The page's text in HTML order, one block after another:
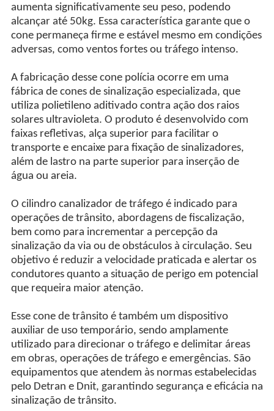
aumenta significativamente seu peso, podendo
alcançar até 50kg. Essa característica garante que o
cone permaneça firme e estável mesmo em condições
adversas, como ventos fortes ou tráfego intenso.
A fabricação desse cone polícia ocorre em uma
fábrica de cones de sinalização especializada, que
utiliza polietileno aditivado contra ação dos raios
solares ultravioleta. O produto é desenvolvido com
faixas refletivas, alça superior para facilitar o
transporte e encaixe para fixação de sinalizadores,
além de lastro na parte superior para inserção de
água ou areia.
O cilindro canalizador de tráfego é indicado para
operações de trânsito, abordagens de fiscalização,
bem como para incrementar a percepção da
sinalização da via ou de obstáculos à circulação. Seu
objetivo é reduzir a velocidade praticada e alertar os
condutores quanto a situação de perigo em potencial
que requeira maior atenção.
Esse cone de trânsito é também um dispositivo
auxiliar de uso temporário, sendo amplamente
utilizado para direcionar o tráfego e delimitar áreas
em obras, operações de tráfego e emergências. São
equipamentos que atendem às normas estabelecidas
pelo Detran e Dnit, garantindo segurança e eficácia na
sinalização de trânsito.